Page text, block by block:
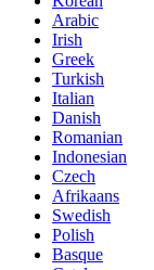
Arabic
Irish
Greek
Turkish
Italian
Danish
Romanian
Indonesian
Czech
Afrikaans
Swedish
Polish
Basque